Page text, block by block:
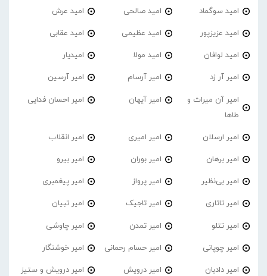
امید سوگماد امید صالحی امید عرش
امید عزیزپور امید عظیمی امید عقابی
امید لوافان امید مولا امیدیار
امیر آر زد امیر آرسام امیر آرسین
امیر آن میراث و
طاها
امیر آیهان امیر احسان فدایی
امیر ارسلان امیر امیری امیر انقلاب
امیر برهان امیر‌ بوران امیر بیرو
امیر بی‌نظیر امیر پرواز امیر پیغمبری
امیر تاتاری امیر تاجیک امیر تبیان
امیر تتلو امیر تمدن امیر چاوشی
امیر چوپانی امیر حسام رحمانی امیر خوشنگار
امیر دادبان امیر درویش امیر درویش و ستیز